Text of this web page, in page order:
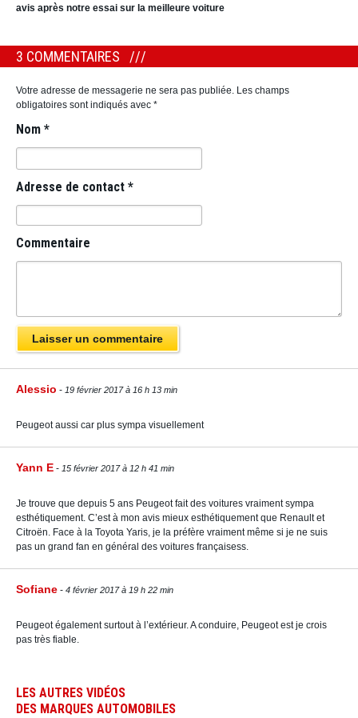
avis après notre essai sur la meilleure voiture
3 COMMENTAIRES
Votre adresse de messagerie ne sera pas publiée. Les champs
obligatoires sont indiqués avec *
Nom *
Adresse de contact *
Commentaire
Alessio 19 février 2017 à 16 h 13 min
Peugeot aussi car plus sympa visuellement
Yann E 15 février 2017 à 12 h 41 min
Je trouve que depuis 5 ans Peugeot fait des voitures vraiment sympa
esthétiquement. C’est à mon avis mieux esthétiquement que Renault et
Citroën. Face à la Toyota Yaris, je la préfère vraiment même si je ne suis
pas un grand fan en général des voitures françaisess.
Sofiane 4 février 2017 à 19 h 22 min
Peugeot également surtout à l’extérieur. A conduire, Peugeot est je crois
pas très fiable.
LES AUTRES VIDÉOS
DES MARQUES AUTOMOBILES